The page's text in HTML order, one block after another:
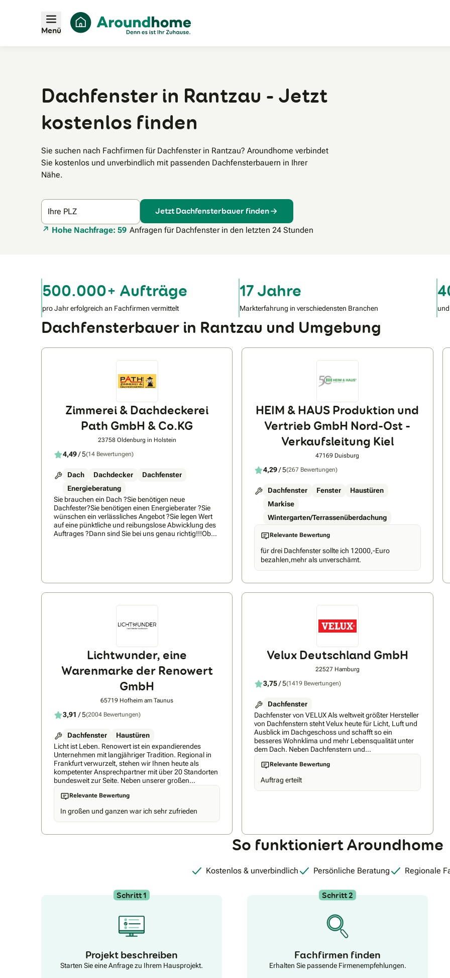
Menü
Dachfenster in Rantzau - Jetzt
kostenlos finden
Sie suchen nach Fachfirmen für Dachfenster in Rantzau? Aroundhome verbindet
Sie kostenlos und unverbindlich mit passenden Dachfensterbauern in Ihrer
Nähe.
Ihre PLZ Jetzt Dachfensterbauer finden
Hohe Nachfrage: 59 Anfragen für Dachfenster in den letzten 24 Stunden
500.000+ Aufträge
pro Jahr erfolgreich an Fachfirmen vermittelt
17 Jahre
Markterfahrung in verschiedensten Branchen
Dachfensterbauer in Rantzau und Umgebung
Zimmerei & Dachdeckerei
Path GmbH & Co.KG
23758 Oldenburg in Holstein
4,49/ 5(14 Bewertungen)
Dach Dachdecker
Dachfenster
Energieberatung
Sie brauchen ein Dach ?Sie benötigen neue
Dachfester?Sie benötigen einen Energieberater ?Sie
wünschen ein verlässliches Angebot ?Sie legen Wert
auf eine pünktliche und reibungslose Abwicklung des
Auftrages ?Dann sind Sie bei uns genau richtig!!!Ob
Kooperation mit den anderen Gewerken (z.B. Maurer,
Elektriker u.s.w.) ist für uns selbstverständlich. Denn
durch unser eingespieltes Team können Sie sich
HEIM & HAUS Produktion und
Vertrieb GmbH Nord-Ost -
Verkaufsleitung Kiel
47169 Duisburg
4,29/ 5(267 Bewertungen)
Dachfenster Fenster
Haustüren
Markise
Wintergarten/Terrassenüberdachung
Relevante Bewertung
für drei Dachfenster sollte ich 12000,-Euro
bezahlen,mehr als unverschämt.
Lichtwunder, eine
Warenmarke der Renowert
GmbH
65719 Hofheim am Taunus
3,91 / 5(2004 Bewertungen)
Dachfenster
Haustüren
Licht ist Leben. Renowert ist ein expandierendes
Unternehmen mit langjähriger Tradition. Regional in
Frankfurt verwurzelt, stehen wir Ihnen heute als
kompetenter Ansprechpartner mit über 20 Standorten
bundesweit zur Seite. Neben unserer großen
Leidenschaft für Dachfenster ist es unser oberstes
Ziel, die Bedürfnisse unserer Kunden umfassend zu
höchster Qualität. Unsere Liebe für das
Nischenprodukt Dachfenster entdeckten wir schnell –
Deutschland zuhause. So können wir schnelle
Reaktionszeiten gewährleisten und stellen eine
werden hierzu bundesweit einheitlich geschult.
Relevante Bewertung
In großen und ganzen war ich sehr zufrieden
Velux Deutschland GmbH
22527 Hamburg
3,75/ 5(1419 Bewertungen)
Dachfenster
Dachfenster von VELUX Als weltweit größter Hersteller
von Dachfenstern steht Velux heute für Licht, Luft und
Ausblick im Dachgeschoss und schafft so ein
besseres Wohnklima und mehr Lebensqualität unter
dem Dach. Neben Dachfenstern und
Dachfensterlösungen für geneigte und flache Dächer
bietet Velux auch Produkte für den Hitze- und
Entdecken Sie die Produktvielfalt von VELUX und
lassen Sie sich von uns beraten. Buchen Sie ihre
Relevante Bewertung
Auftrag erteilt
So funktioniert Aroundhome
Kostenlos & unverbindlich Persönliche Beratung Regionale
Schritt 1
Projekt beschreiben
Starten Sie eine Anfrage zu Ihrem Hausprojekt.
Schritt 2
Fachfirmen finden
Erhalten Sie passende Firmenempfehlungen.